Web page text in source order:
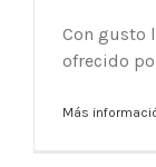
Con gusto
ofrecido
Más